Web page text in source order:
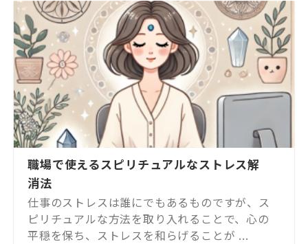
職場で使えるスピリチュアルなストレス解
消法
仕事のストレスは誰にでもあるものですが、ス
ピリチュアルな方法を取り入れることで、心の
平穏を保ち、ストレスを和らげることが ...